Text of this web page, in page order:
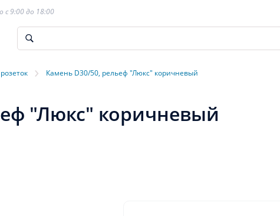
с 9:00 до 18:00
› Камень D30/50, рельеф "Люкс" коричневый
"Люкс" коричневый